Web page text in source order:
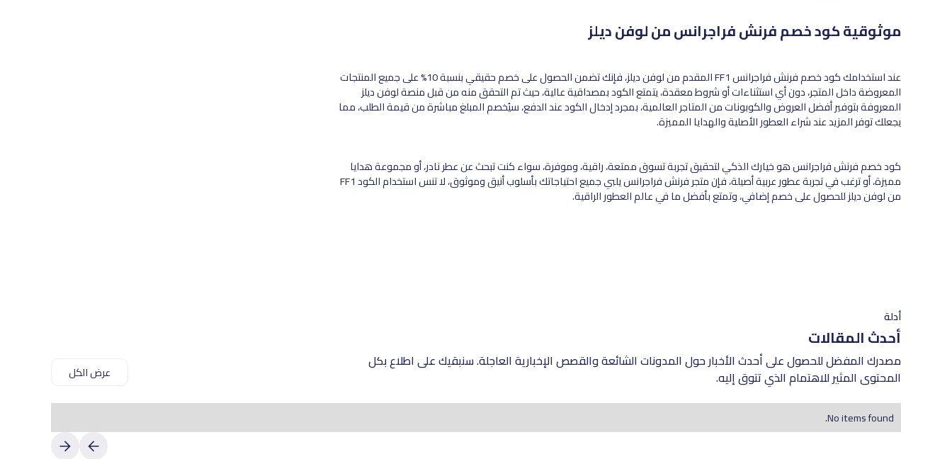
موثوقية كود خصم فرنش فراجرانس من لوفن ديلز
عند استخدامك كود خصم فرنش فراجرانس FF1 المقدم من لوفن ديلز، فإنك تضمن الحصول على خصم حقيقي بنسبة 10% على جميع المنتجات
المعروضة داخل المتجر، دون أي استثناءات أو شروط معقدة، يتمتع الكود بمصداقية عالية، حيث تم التحقق منه من قبل منصة لوفن ديلز
المعروفة بتوفير أفضل العروض والكوبونات من المتاجر العالمية، بمجرد إدخال الكود عند الدفع، سيُخصم المبلغ مباشرة من قيمة الطلب، مما
يجعلك توفر المزيد عند شراء العطور الأصلية والهدايا المميزة.
كود خصم فرنش فراجرانس هو خيارك الذكي لتحقيق تجربة تسوق ممتعة، راقية، وموفرة، سواء كنت تبحث عن عطر نادر، أو مجموعة هدايا
مميزة، أو ترغب في تجربة عطور عربية أصيلة، فإن متجر فرنش فراجرانس يلبي جميع احتياجاتك بأسلوب أنيق وموثوق، لا تنس استخدام الكود FF1
من لوفن ديلز للحصول على خصم إضافي، وتمتع بأفضل ما في عالم العطور الراقية.
أدلة
أحدث المقالات
مصدرك المفضل للحصول على أحدث الأخبار حول المدونات الشائعة والقصص الإخبارية العاجلة. سنبقيك على اطلاع بكل
المحتوى المثير للاهتمام الذي تتوق إليه.
عرض الكل
No items found.